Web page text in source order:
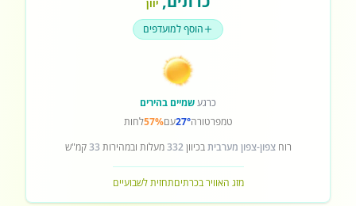
יוון
הוסף למועדפים
כרגעשמיים בהירים
טמפרטורה27°עם57%לחות
רוחצפון-צפון מערביתבכיוון332מעלות ובמהירות 33קמ"ש
מזג האוויר בכרתיםתחזית לשבועיים